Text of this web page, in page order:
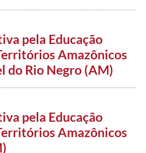
pela Educação
Amazônicos
do Rio Negro (AM)
pela Educação
Amazônicos